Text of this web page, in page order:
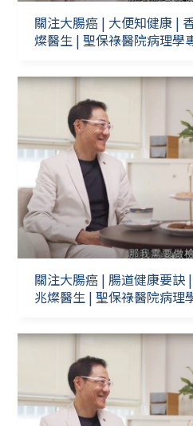
關注大腸癌 | 大便知健康 |
燦醫生 | 聖保祿醫院病理學
關注大腸癌 | 腸道健康要訣
兆燦醫生 | 聖保祿醫院病理